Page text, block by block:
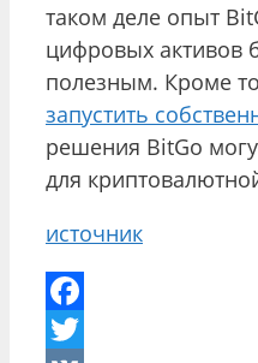
таком деле опыт
цифровых активов
полезным. Кроме
запустить
решения BitGo
для
источник
Facebook